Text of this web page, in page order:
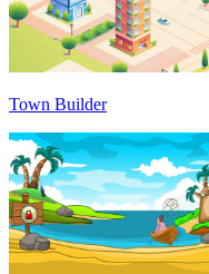
Town Builder